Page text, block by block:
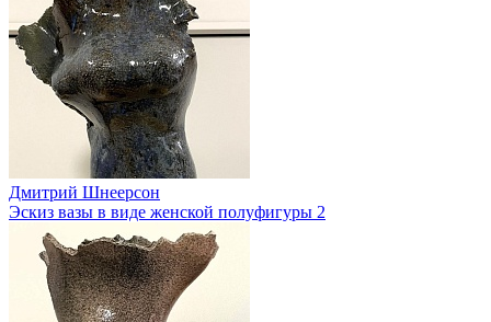
Дмитрий Шнеерсон
Эскиз вазы в виде женской полуфигуры 2